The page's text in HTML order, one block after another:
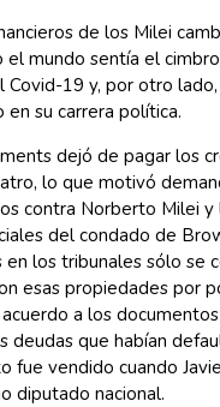
de los Milei
el mundo sentía el
Covid-19 y, por otro
en su carrera política.
dejó de pagar los
lo que motivó
contra Norberto Milei y
del condado de
en los tribunales sólo se
esas propiedades por
a los
deudas que habían
fue vendido cuando
diputado nacional.